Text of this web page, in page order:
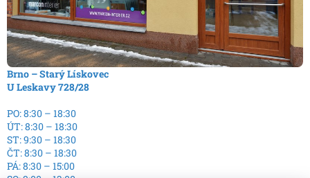
Brno – Starý Lískovec
U Leskavy 728/28
PO: 8:30 – 18:30
ÚT: 8:30 – 18:30
ST: 9:30 – 18:30
ČT: 8:30 – 18:30
PÁ: 8:30 – 15:00